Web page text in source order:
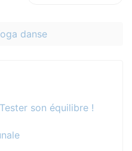
danse
son équilibre !